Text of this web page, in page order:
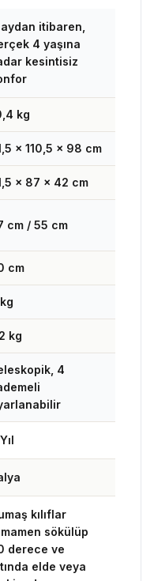
itibaren,
4 yaşına
kesintisiz
kg
× 110,5 × 98 cm
× 87 × 42 cm
cm / 55 cm
cm
kg
4
kılıflar
sökülüp
derece ve
elde veya